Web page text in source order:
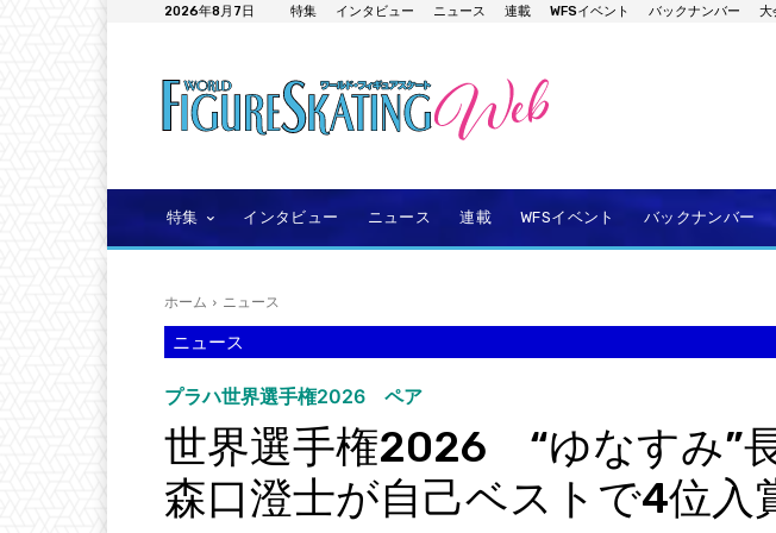
2026年8月7日 特集 インタビュー ニュース 連載 WFSイベント バックナンバー 大
特集 インタビュー ニュース 連載 WFSイベント バックナンバー
ホーム ニュース
ニュース
プラハ世界選手権2026 ペア
世界選手権2026 “ゆなすみ”
森口澄士が自己ベストで4位入